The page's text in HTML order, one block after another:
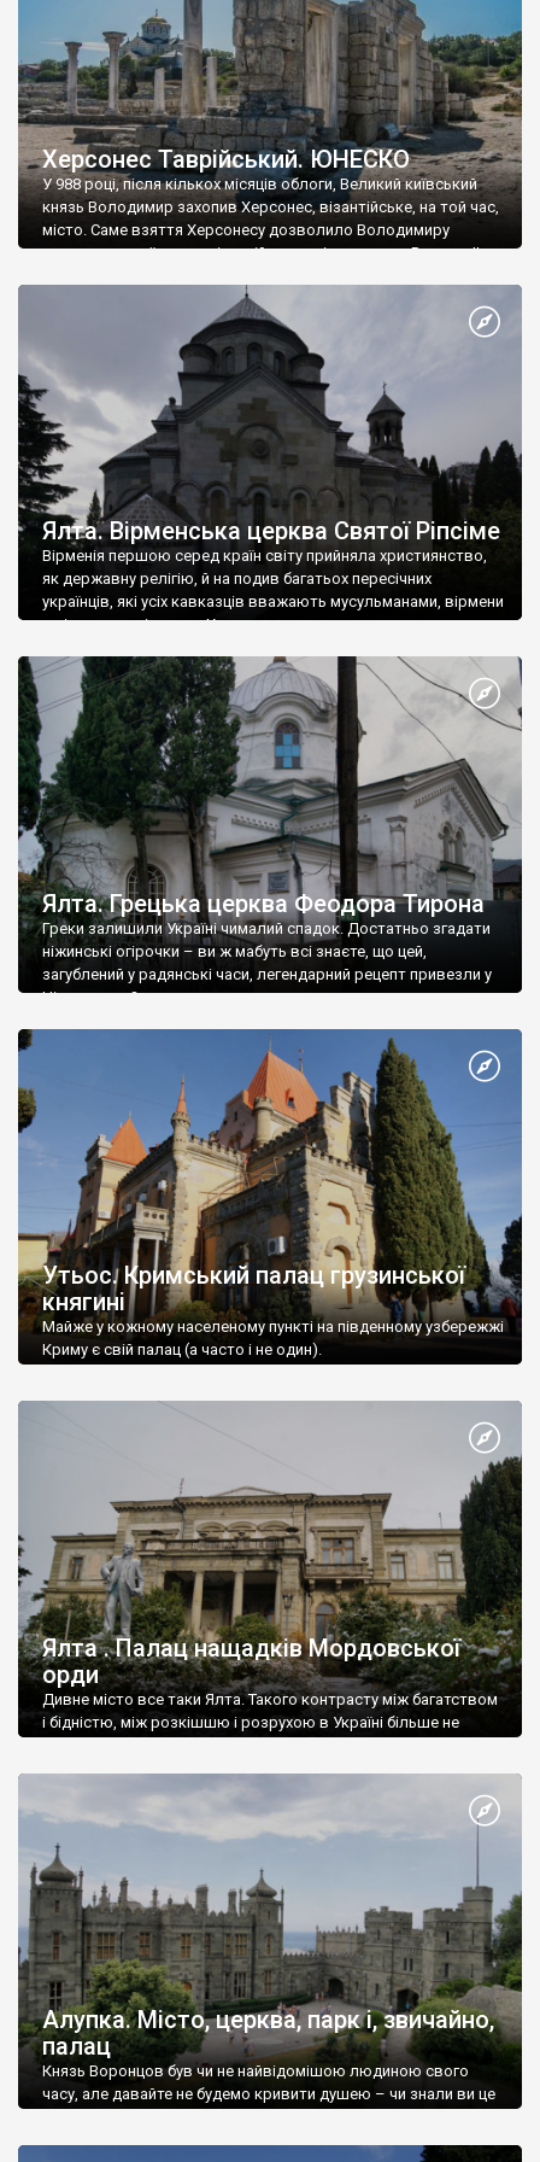
Херсонес Таврійський. ЮНЕСКО
У 988 році, після кількох місяців облоги, Великий київський
князь Володимир захопив Херсонес, візантійське, на той час,
місто. Саме взяття Херсонесу дозволило Володимиру
диктувати свої умови візантійському імператору Василю ІІ, та
Херсонесі Володимир-язичник, став Василем-християнином.
А потім було Хрещення Русі. На честь Херсонесу Таврійського
Ялта. Вірменська церква Святої Ріпсіме
Вірменія першою серед країн світу прийняла християнство,
як державну релігію, й на подив багатьох пересічних
українців, які усіх кавказців вважають мусульманами, вірмени
є відданими вірянами Христа
Ялта. Грецька церква Феодора Тирона
Греки залишили Україні чималий спадок. Достатньо згадати
ніжинські огірочки – ви ж мабуть всі знаєте, що цей,
загублений у радянські часи, легендарний рецепт привезли у
Ніжин греки?
Утьос. Кримський палац грузинської
княгині
Майже у кожному населеному пункті на південному узбережжі
Криму є свій палац (а часто і не один).
Ялта . Палац нащадків Мордовської
орди
Дивне місто все таки Ялта. Такого контрасту між багатством
і бідністю, між розкішшю і розрухою в Україні більше не
Алупка. Місто, церква, парк і, звичайно,
палац
Князь Воронцов був чи не найвідомішою людиною свого
часу, але давайте не будемо кривити душею – чи знали ви це